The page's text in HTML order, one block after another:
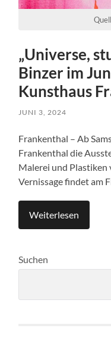
„Universe,
Binzer im
Kunsthaus
JUNI 3, 2024
Frankenthal – Ab
Frankenthal die
Malerei und Plastiken
Vernissage findet am
Weiterlesen
Suchen